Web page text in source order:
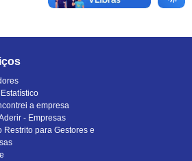
a empresa
- Empresas
Restrito para Gestores e